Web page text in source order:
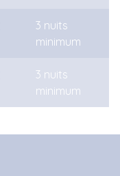
3 nuits
minimum
3 nuits
minimum